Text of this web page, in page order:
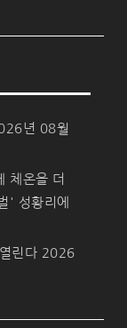
년 08월
체온을 더
' 성황리에
린다 2026